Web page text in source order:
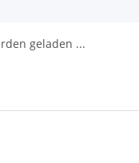
geladen ...